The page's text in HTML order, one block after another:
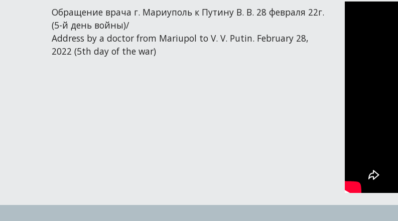
Обращение врача г. Мариуполь к Путину В. В. 28 февраля 22г.
(5-й день войны)/
Address by a doctor from Mariupol to V. V. Putin. February 28,
2022 (5th day of the war)